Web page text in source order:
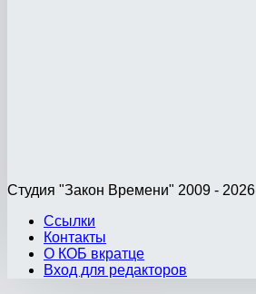
Студия "Закон Времени" 2009 - 2026
Ссылки
Контакты
О КОБ вкратце
Вход для редакторов